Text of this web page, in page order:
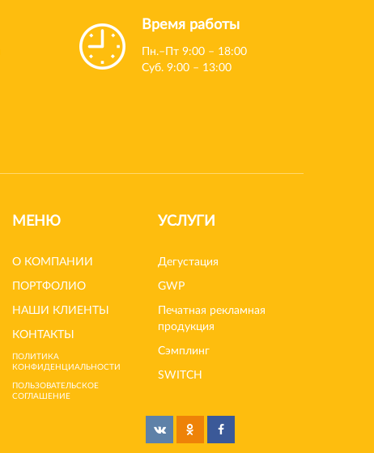
Время работы
Пн.–Пт 9:00 – 18:00
Суб. 9:00 – 13:00
МЕНЮ
О КОМПАНИИ
ПОРТФОЛИО
НАШИ КЛИЕНТЫ
КОНТАКТЫ
ПОЛИТИКА
КОНФИДЕНЦИАЛЬНОСТИ
ПОЛЬЗОВАТЕЛЬСКОЕ
СОГЛАШЕНИЕ
УСЛУГИ
Дегустация
GWP
Печатная рекламная
продукция
Сэмплинг
SWITCH